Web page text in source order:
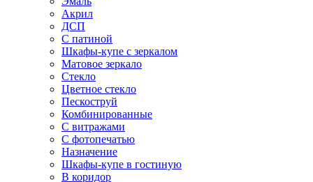
Акрил
ДСП
С патиной
Шкафы-купе с зеркалом
Матовое зеркало
Стекло
Цветное стекло
Пескоструй
Комбинированные
С витражами
С фотопечатью
Назначение
Шкафы-купе в гостиную
В коридор